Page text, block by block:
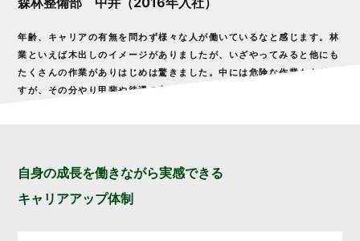
年齢、キャリアの有無を問わず様々な人が働いているなと感じます。林
業といえば木出しのイメージがありましたが、いざやってみると他にも
たくさんの作業がありはじめは驚きました。中には危険な作業もありま
すが、その分やり甲斐や待遇の良さ、ライフスタイルを尊重した働き方
自身の成長を働きながら実感できる
キャリアアップ体制